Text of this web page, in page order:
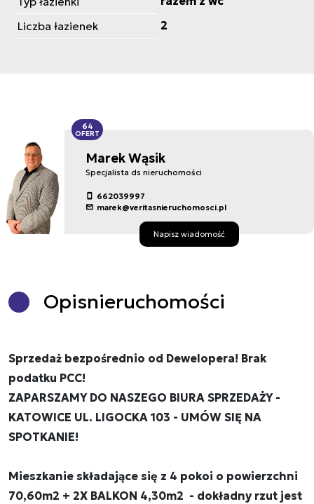
Liczba łazienek
2
Marek Wąsik
Specjalista ds nieruchomości
662039997
marek@veritasnieruchomosci.pl
Napisz wiadomość
64
OFERT
Opisnieruchomości
Sprzedaż bezpośrednio od Dewelopera! Brak
podatku PCC!
ZAPARSZAMY DO NASZEGO BIURA SPRZEDAŻY -
KATOWICE UL. LIGOCKA 103 - UMÓW SIĘ NA
SPOTKANIE!
Mieszkanie składające się z 4 pokoi o powierzchni
70,60m2 + 2X BALKON 4,30m2 - dokładny rzut jest